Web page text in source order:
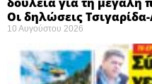
Οι δηλώσεις
10 Αυγούστου 2026